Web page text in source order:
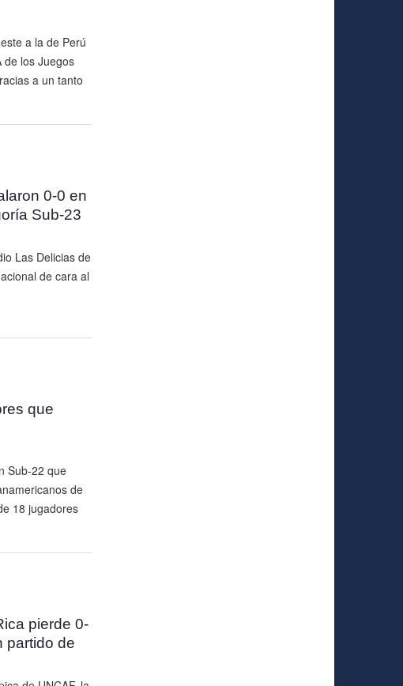
a la de Perú
de los Juegos
a un tanto
0-0 en
Sub-23
Las Delicias de
de cara al
que
Sub-22 que
de
18 jugadores
pierde 0-
partido de